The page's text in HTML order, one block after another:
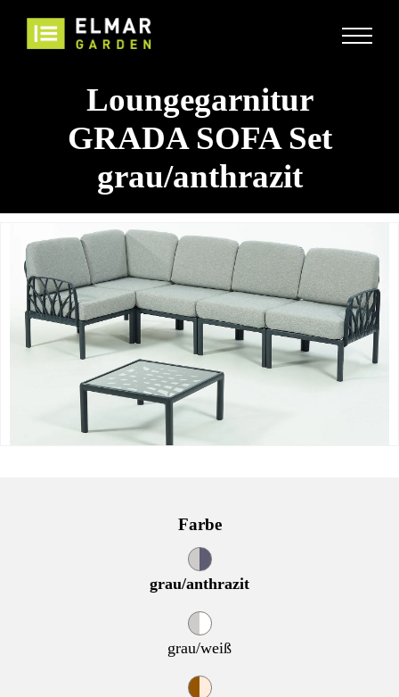
Loungegarnitur
GRADA SOFA Set
grau/anthrazit
Farbe
grau/anthrazit
grau/weiß